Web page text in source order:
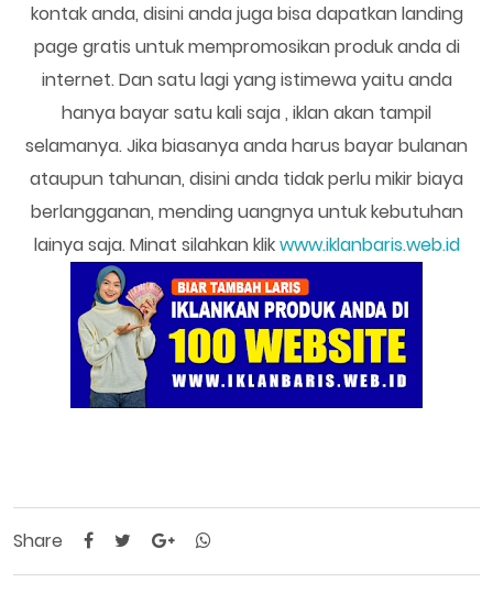
kontak anda, disini anda juga bisa dapatkan landing
page gratis untuk mempromosikan produk anda di
internet. Dan satu lagi yang istimewa yaitu anda
hanya bayar satu kali saja , iklan akan tampil
selamanya. Jika biasanya anda harus bayar bulanan
ataupun tahunan, disini anda tidak perlu mikir biaya
berlangganan, mending uangnya untuk kebutuhan
lainya saja. Minat silahkan klikwww.iklanbaris.web.id
Share